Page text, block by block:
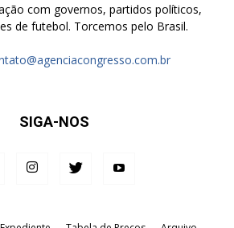
com governos, partidos políticos,
de futebol. Torcemos pelo Brasil.
SIGA-NOS